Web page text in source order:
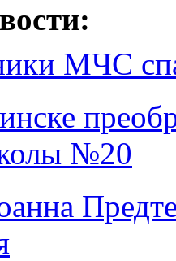
МЧС
№20